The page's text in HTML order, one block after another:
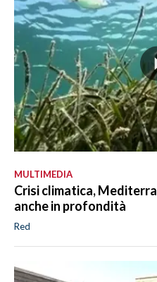
MULTIMEDIA
Crisi climatica,
anche in profondità
Red